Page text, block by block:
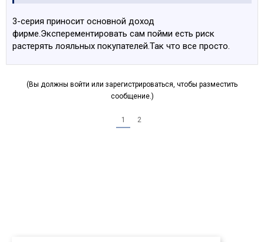
3-серия приносит основной доход
фирме.Эксперементировать сам пойми есть риск
растерять лояльных покупателей.Так что все просто.
(Вы должны войти или зарегистрироваться, чтобы разместить
сообщение.)
1 2